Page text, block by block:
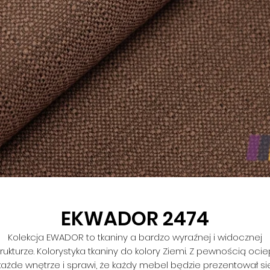
EKWADOR 2474
Kolekcja EWADOR to tkaniny a bardzo wyraźnej i widocznej
Kolorystyka tkaniny do kolory Ziemi. Z pewnością
wnętrze i sprawi, że każdy mebel będzie prezentował